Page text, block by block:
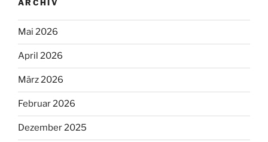
ARCHIV
Mai 2026
April 2026
März 2026
Februar 2026
Dezember 2025